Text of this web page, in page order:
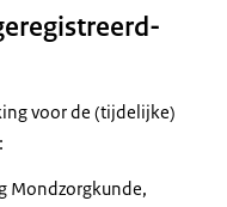
voor de (tijdelijke)
Mondzorgkunde,